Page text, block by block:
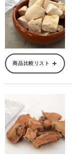
商品比較リスト